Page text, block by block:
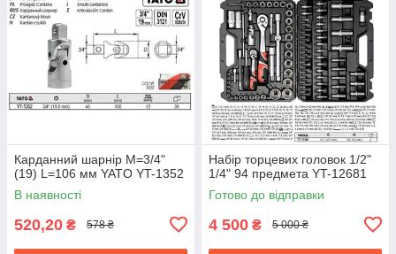
Карданний шарнір M=3/4"
(19) L=106 мм YATO YT-1352
В наявності
520,20 ₴ 578 ₴
Набір торцевих головок 1/2"
1/4" 94 предмета YT-12681
Готово до відправки
4 500 ₴ 5 000 ₴